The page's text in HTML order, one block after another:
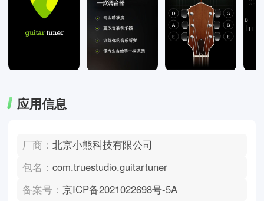
应用信息
厂商：北京小熊科技有限公司
包名：com.truestudio.guitartuner
备案号： 京ICP备2021022698号-5A